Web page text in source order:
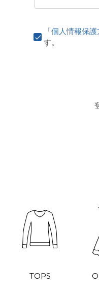
)
「個人情報保
す。
TOPS